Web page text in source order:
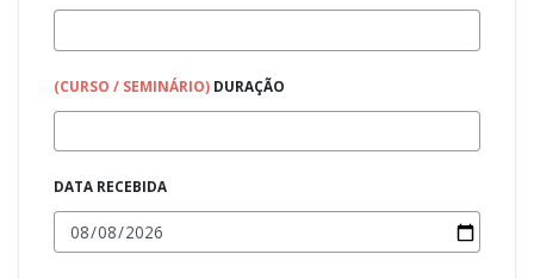
(CURSO / SEMINÁRIO)DURAÇÃO
DATA RECEBIDA